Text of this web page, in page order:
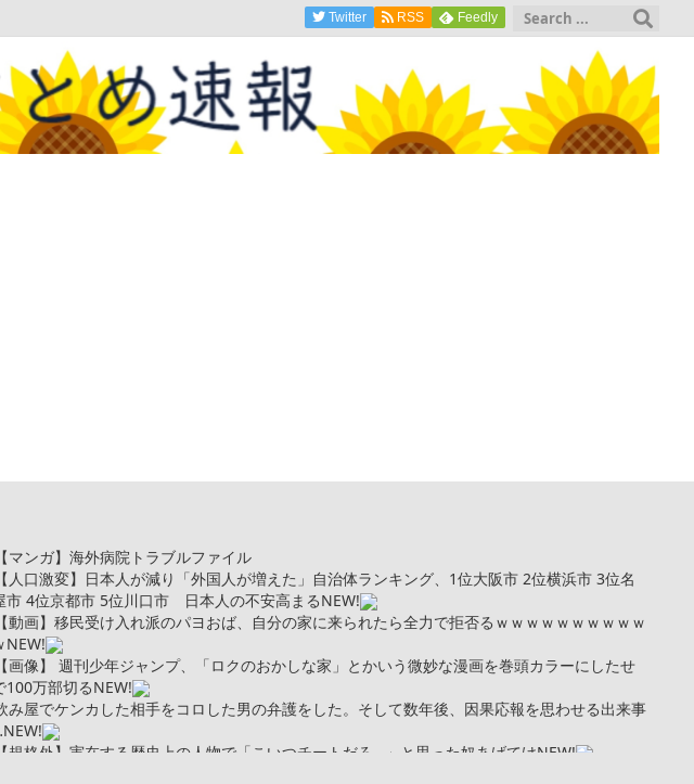
Twitter RSS Feedly
【マンガ】海外病院トラブルファイル
【人口激変】日本人が減り「外国人が増えた」自治体ランキング、1位大阪市 2位横浜市 3位名
市 4位京都市 5位川口市 日本人の不安高まるNEW!
【動画】移民受け入れ派のパヨおば、自分の家に来られたら全力で拒否るｗｗｗｗｗｗｗｗｗｗ
NEW!
【画像】 週刊少年ジャンプ、「ロクのおかしな家」とかいう微妙な漫画を巻頭カラーにしたせ
100万部切るNEW!
み屋でケンカした相手をコロした男の弁護をした。そして数年後、因果応報を思わせる出来事
NEW!
【規格外】実在する歴史上の人物で「こいつチートだろ…」と思った奴あげてけNEW!